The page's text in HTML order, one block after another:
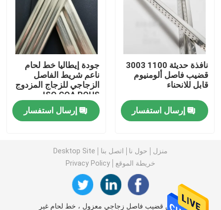
بار بوتيل فاصل
نوافذ الجورجية بار
مانع تسرب الزجاج المعزول
شريط بوتيل مانع التسرب
موصل زاوية بلاستيك
نافذة حديثة 1100 3003
قضيب فاصل ألومنيوم
قابل للانحناء
إرسال استفسار
جودة إيطاليا خط لحام
ناعم شريط الفاصل
الزجاجي للزجاج المزدوج
ISO COA ROHS
إرسال استفسار
منزل حول نا اتصل بنا
Desktop Site
خريطة الموقع
Privacy Policy
الصين قضيب فاصل زجاجي معزول ، خط لحام غير